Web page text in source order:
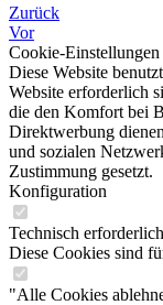
Zurück
Vor
Cookie-Einstellungen
Diese Website
Website erforderlich
die den Komfort bei
Direktwerbung
und sozialen
Zustimmung gesetzt.
Konfiguration
Technisch erforderlich
Diese Cookies sind
"Alle Cookies